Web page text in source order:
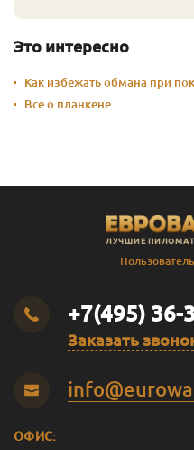
Это интересно
Как избежать обмана при
Все о планкене
ЛУЧШИЕ
+7(495) 36-
Заказать
ОФИС: